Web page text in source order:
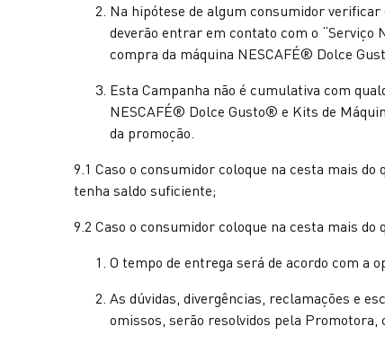
Na hipótese de algum consumidor
deverão entrar em contato com o “Serviço
compra da máquina NESCAFÉ® Dolce
Esta Campanha não é cumulativa com
NESCAFÉ® Dolce Gusto® e Kits de
da promoção.
9.1 Caso o consumidor coloque na cesta mais
tenha saldo suficiente;
9.2 Caso o consumidor coloque na cesta mais
O tempo de entrega será de acordo com a
As dúvidas, divergências, reclamações e
omissos, serão resolvidos pela